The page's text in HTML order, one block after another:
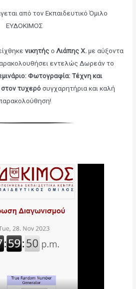
από τον Εκπαιδευτικό Όμιλο
ΕΥΔΟΚΙΜΟΣ
νικητήςο ΛιάπηςΧ.με αύξοντα
εντελώς Δωρεάν το
Φωτογραφία: Τέχνη και
στον τυχερόσυγχαρητήρια και καλή